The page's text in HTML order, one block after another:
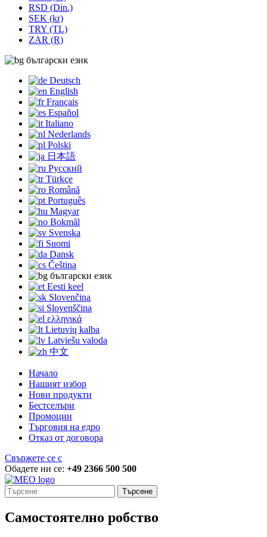
RSD (Din.)
SEK (kr)
TRY (TL)
ZAR (R)
български език
Deutsch
English
Français
Español
Italiano
Nederlands
Polski
日本語
Русский
Türkçe
Română
Português
Magyar
Bokmål
Svenska
Suomi
Dansk
Čeština
български език
Eesti keel
Slovenčina
Slovenščina
ελληνικά
Lietuvių kalba
Latviešu valoda
中文
Начало
Нашият избор
Нови продукти
Бестселъри
Промоции
Търговия на едро
Отказ от договора
Свържете се с
Обадете ни се: +49 2366 500 500
Търсене
Самостоятелно робство